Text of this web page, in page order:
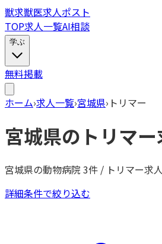
獣求獣医求人ポスト
TOP求人一覧AI相談
学ぶ
無料掲載
ホーム›求人一覧›宮城県› トリマー
宮城県の トリマー
宮城県の動物病院 3件 / トリマー求人
詳細条件で絞り込む